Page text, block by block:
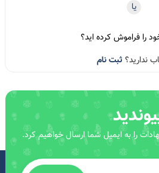
یا
را فراموش کرده اید؟
ندارید؟ ثبت نام
را به ایمیل شما ارسال خواهیم کرد.